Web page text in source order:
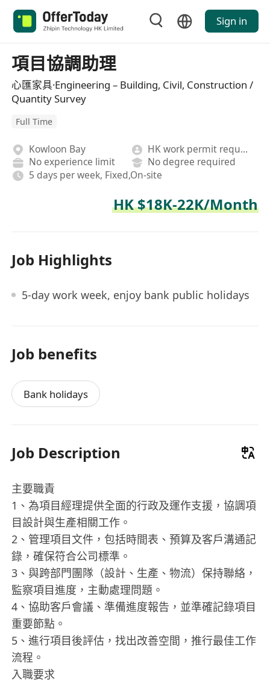
Sign in
項目協調助理
心匯家具·Engineering – Building, Civil, Construction /
Quantity Survey
Full Time
Kowloon Bay
HK work permit required
No experience limit
No degree required
5 days per week, Fixed,On-site
HK $18K-22K/Month
Job Highlights
5-day work week, enjoy bank public holidays
Job benefits
Bank holidays
Job Description
主要職責
1、為項目經理提供全面的行政及運作支援，協調項
目設計與生產相關工作。
2、管理項目文件，包括時間表、預算及客戶溝通記
錄，確保符合公司標準。
3、與跨部門團隊（設計、生產、物流）保持聯絡，
監察項目進度，主動處理問題。
4、協助客戶會議、準備進度報告，並準確記錄項目
重要節點。
5、進行項目後評估，找出改善空間，推行最佳工作
流程。
入職要求